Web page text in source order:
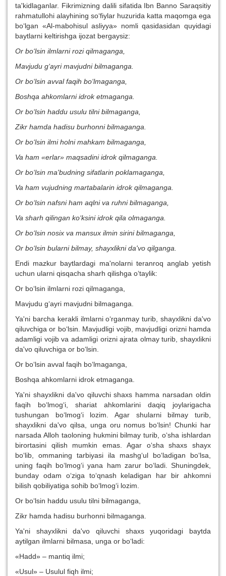
ta'kidlaganlar. Fikrimizning dalili sifatida Ibn Banno Saraqsitiy
rahmatullohi alayhining so‘fiylar huzurida katta maqomga ega
bo‘lgan «Al-mabohisul asliyya» nomli qasidasidan quyidagi
baytlarni keltirishga ijozat bergaysiz:
Or bo‘lsin ilmlarni rozi qilmaganga,
Mavjudu g‘ayri mavjudni bilmaganga.
Or bo‘lsin avval faqih bo‘lmaganga,
Boshqa ahkomlarni idrok etmaganga.
Or bo‘lsin haddu usulu tilni bilmaganga,
Zikr hamda hadisu burhonni bilmaganga.
Or bo‘lsin ilmi holni mahkam bilmaganga,
Va ham «erlar» maqsadini idrok qilmaganga.
Or bo‘lsin ma'budning sifatlarin poklamaganga,
Va ham vujudning martabalarin idrok qilmaganga.
Or bo‘lsin nafsni ham aqlni va ruhni bilmaganga,
Va sharh qilingan ko‘ksini idrok qila olmaganga.
Or bo‘lsin nosix va mansux ilmin sirini bilmaganga,
Or bo‘lsin bularni bilmay, shayxlikni da'vo qilganga.
Endi mazkur baytlardagi ma'nolarni teranroq anglab yetish
uchun ularni qisqacha sharh qilishga o‘taylik:
Or bo‘lsin ilmlarni rozi qilmaganga,
Mavjudu g‘ayri mavjudni bilmaganga.
Ya'ni barcha kerakli ilmlarni o‘rganmay turib, shayxlikni da'vo
qiluvchiga or bo‘lsin. Mavjudligi vojib, mavjudligi orizni hamda
adamligi vojib va adamligi orizni ajrata olmay turib, shayxlikni
da'vo qiluvchiga or bo‘lsin.
Or bo‘lsin avval faqih bo‘lmaganga,
Boshqa ahkomlarni idrok etmaganga.
Ya'ni shayxlikni da'vo qiluvchi shaxs hamma narsadan oldin
faqih bo‘lmog‘i, shariat ahkomlarini daqiq joylarigacha
tushungan bo‘lmog‘i lozim. Agar shularni bilmay turib,
shayxlikni da'vo qilsa, unga oru nomus bo‘lsin! Chunki har
narsada Alloh taoloning hukmini bilmay turib, o‘sha ishlardan
birortasini qilish mumkin emas. Agar o‘sha shaxs shayx
bo‘lib, ommaning tarbiyasi ila mashg‘ul bo‘ladigan bo‘lsa,
uning faqih bo‘lmog‘i yana ham zarur bo‘ladi. Shuningdek,
bunday odam o‘ziga to‘qnash keladigan har bir ahkomni
bilish qobiliyatiga sohib bo‘lmog‘i lozim.
Or bo‘lsin haddu usulu tilni bilmaganga,
Zikr hamda hadisu burhonni bilmaganga.
Ya'ni shayxlikni da'vo qiluvchi shaxs yuqoridagi baytda
aytilgan ilmlarni bilmasa, unga or bo‘ladi:
«Hadd» – mantiq ilmi;
«Usul» – Usulul fiqh ilmi;